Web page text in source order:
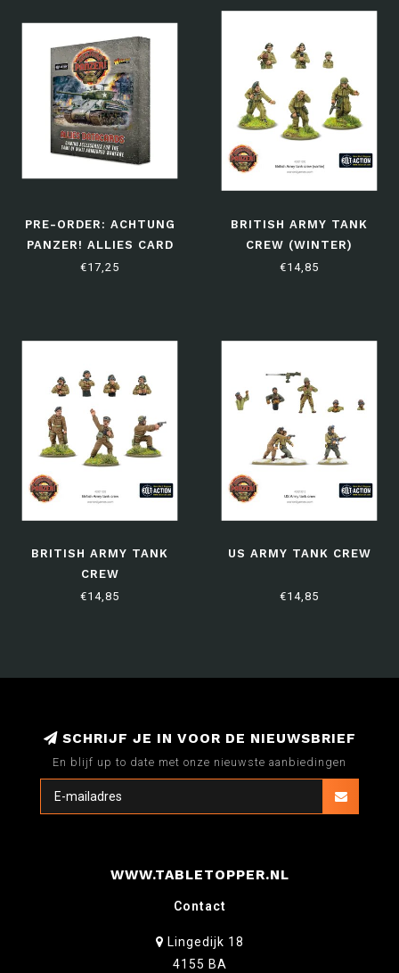
PRE-ORDER: ACHTUNG
PANZER! ALLIES CARD
PACK
€17,25
BRITISH ARMY TANK
CREW (WINTER)
€14,85
BRITISH ARMY TANK
CREW
€14,85
US ARMY TANK CREW
€14,85
SCHRIJF JE IN VOOR DE NIEUWSBRIEF
En blijf up to date met onze nieuwste aanbiedingen
WWW.TABLETOPPER.NL
Contact
Lingedijk 18
4155 BA